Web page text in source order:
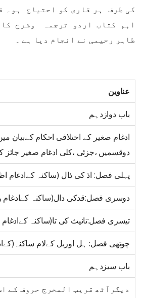
کی طرف ہر قاری کو احتیاج ہو۔
اہم کتاب اردو ترجمہ وشرح
طاہر رحیمی نے انجام دیا ہے ۔
عناوین
باب دوازدہم
ادغام صغیر کے اختلافی احکام کےبیان
دوقسمیں ،جزئی ،کلی ادغام صغیر
پہلی فصل: اذ کی ذال (ساکنہ کےادغام
دوسری فصل:قدکی دال(ساکنہ کےادغام
تیسری فصل:تانیث کی تا(ساکنہ کےادغام
چوتھی فصل: ہل اوربل کےلام
باب سیزدہم
دیگرآٹھ قریب المخرج حروف کے